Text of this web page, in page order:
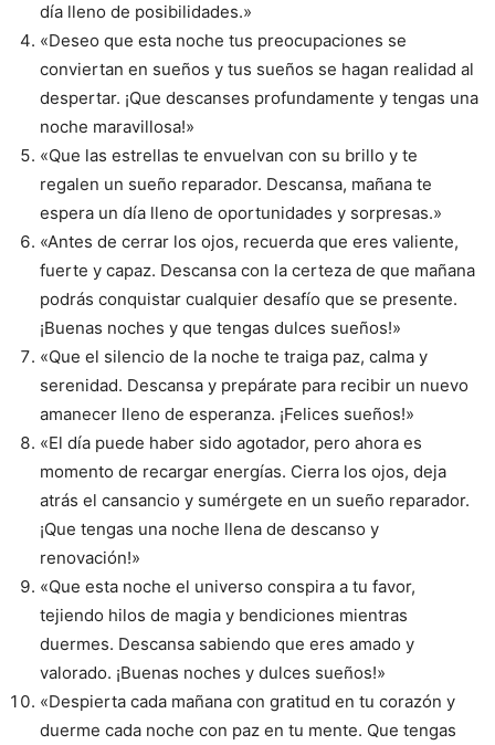
día lleno de posibilidades.»
«Deseo que esta noche tus preocupaciones se
conviertan en sueños y tus sueños se hagan realidad al
despertar. ¡Que descanses profundamente y tengas una
noche maravillosa!»
«Que las estrellas te envuelvan con su brillo y te
regalen un sueño reparador. Descansa, mañana te
espera un día lleno de oportunidades y sorpresas.»
«Antes de cerrar los ojos, recuerda que eres valiente,
fuerte y capaz. Descansa con la certeza de que mañana
podrás conquistar cualquier desafío que se presente.
¡Buenas noches y que tengas dulces sueños!»
«Que el silencio de la noche te traiga paz, calma y
serenidad. Descansa y prepárate para recibir un nuevo
amanecer lleno de esperanza. ¡Felices sueños!»
«El día puede haber sido agotador, pero ahora es
momento de recargar energías. Cierra los ojos, deja
atrás el cansancio y sumérgete en un sueño reparador.
¡Que tengas una noche llena de descanso y
renovación!»
«Que esta noche el universo conspira a tu favor,
tejiendo hilos de magia y bendiciones mientras
duermes. Descansa sabiendo que eres amado y
valorado. ¡Buenas noches y dulces sueños!»
«Despierta cada mañana con gratitud en tu corazón y
duerme cada noche con paz en tu mente. Que tengas